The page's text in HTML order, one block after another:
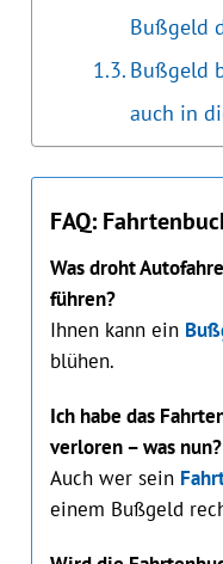
Bußgeld
Bußgeld
auch in
FAQ:
Was droht
führen?
Ihnen kann ein
blühen.
Ich habe das
verloren – was nun?
Auch wer sein
einem Bußgeld